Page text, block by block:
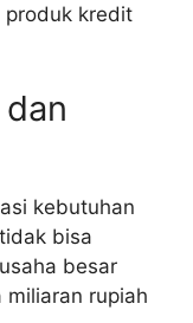
produk kredit
kebutuhan
bisa
besar
rupiah